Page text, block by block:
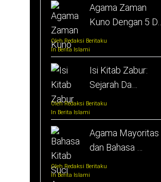
Agama Zaman
Kuno Dengan 5
Oleh Redaksi Beritaku
In Berita Islami
Isi Kitab Zabur:
Sejarah Da…
Oleh Redaksi Beritaku
In Berita Islami
Agama Mayoritas
dan Bahasa …
Oleh Redaksi Beritaku
In Berita Islami